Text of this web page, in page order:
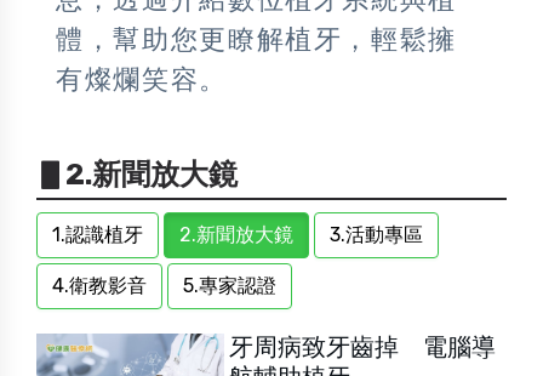
體，幫助您更瞭解植牙，輕鬆擁
有燦爛笑容。
▋2.新聞放大鏡
1.認識植牙 2.新聞放大鏡 3.活動專區
4.衛教影音 5.專家認證
牙周病致牙齒掉 電腦導